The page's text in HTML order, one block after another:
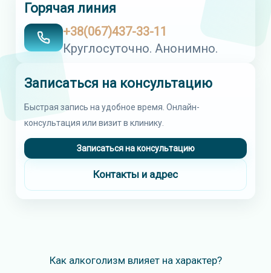
Горячая линия
+38(067)437-33-11
Круглосуточно. Анонимно.
Записаться на консультацию
Быстрая запись на удобное время. Онлайн-
консультация или визит в клинику.
Записаться на консультацию
Контакты и адрес
Как алкоголизм влияет на характер?